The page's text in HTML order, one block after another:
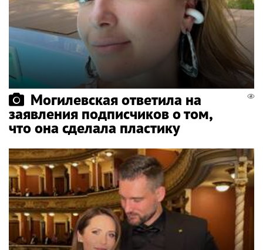
Могилевская ответила на
заявления подписчиков о том,
что она сделала пластику